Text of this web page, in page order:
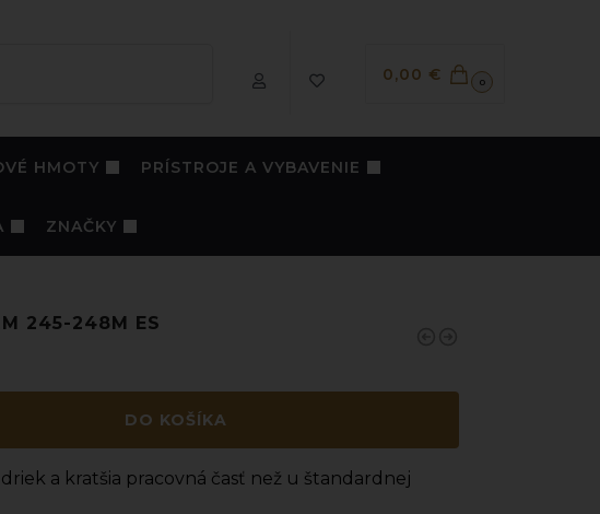
0,00 € 0
HMOTY PRÍSTROJE A VYBAVENIE
ZNAČKY
245-248M ES
DO KOŠÍKA
a kratšia pracovná časť než u štandardnej